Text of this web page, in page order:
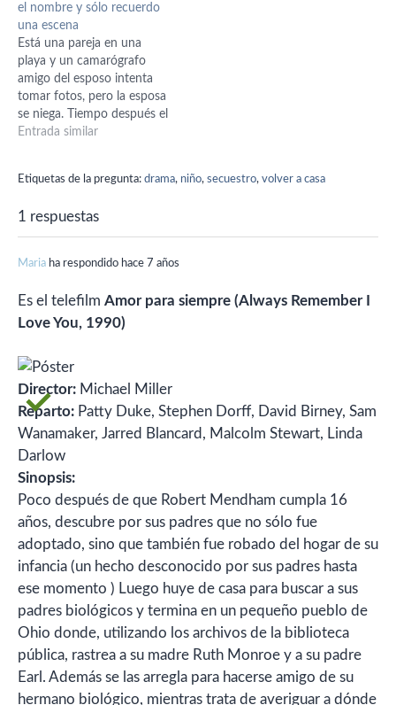
muestran…
el nombre y sólo recuerdo
una escena
Está una pareja en una
playa y un camarógrafo
amigo del esposo intenta
tomar fotos, pero la esposa
se niega. Tiempo después el
esposo sale con en el hijo
Después de un rato, ella va
Entrada similar
Etiquetas de la pregunta: drama, niño, secuestro, volver a casa
1 respuestas
Maria ha respondido hace 7 años
Es el telefilm Amor para siempre (Always Remember I
Love You, 1990)
Director: Michael Miller
Reparto: Patty Duke, Stephen Dorff, David Birney, Sam
Wanamaker, Jarred Blancard, Malcolm Stewart, Linda
Darlow
Sinopsis:
Poco después de que Robert Mendham cumpla 16
años, descubre por sus padres que no sólo fue
adoptado, sino que también fue robado del hogar de su
infancia (un hecho desconocido por sus padres hasta
ese momento ) Luego huye de casa para buscar a sus
padres biológicos y termina en un pequeño pueblo de
Ohio donde, utilizando los archivos de la biblioteca
pública, rastrea a su madre Ruth Monroe y a su padre
Earl. Además se las arregla para hacerse amigo de su
hermano biológico, mientras trata de averiguar a dónde